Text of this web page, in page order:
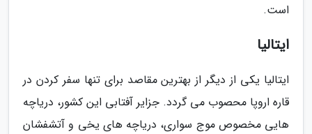
است.
ایتالیا
ایتالیا یکی از دیگر از بهترین مقاصد برای تنها سفر کردن در
قاره اروپا محصوب می گردد. جزایر آفتابی این کشور، دریاچه
هایی مخصوص موج سواری، دریاچه های یخی و آتشفشان